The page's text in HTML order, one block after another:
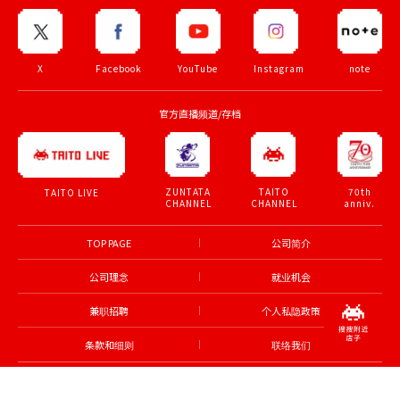
X Facebook YouTube Instagram note
官方直播频道/存档
TAITO LIVE
ZUNTATA
CHANNEL
TAITO
CHANNEL
70th
anniv.
TOP PAGE 公司简介
公司理念 就业机会
兼职招聘 个人私隐政策
条款和细则 联络我们